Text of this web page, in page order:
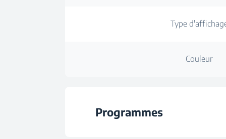
Type
Couleur
Programmes